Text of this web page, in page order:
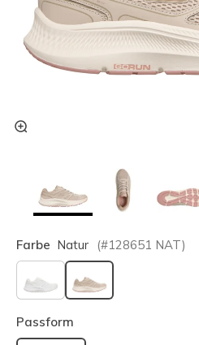
Farbe Natur (#128651 NAT)
ausgewählt
Passform